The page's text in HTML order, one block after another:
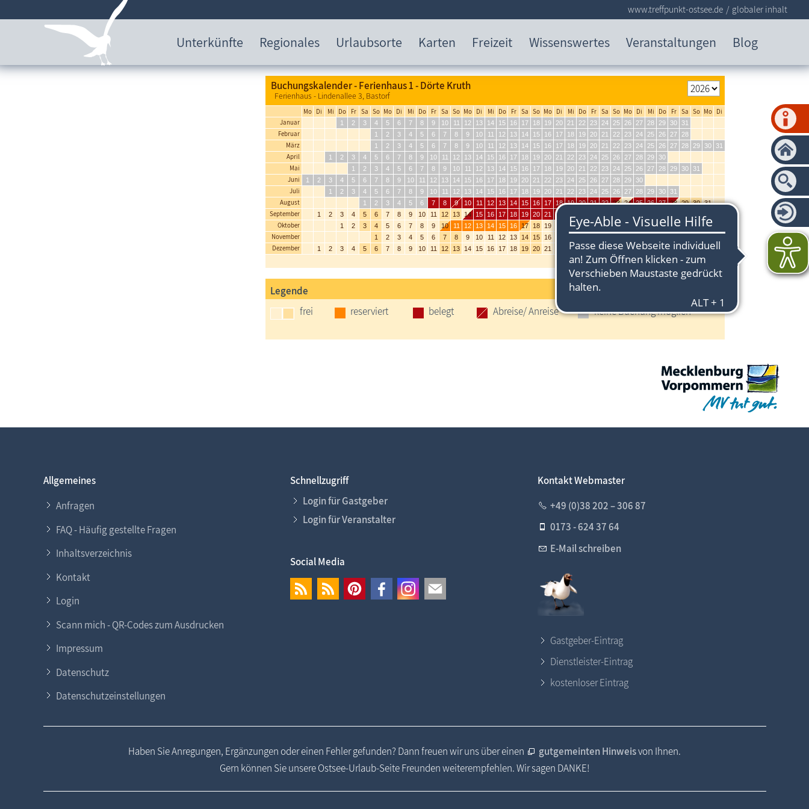
Unterkünfte Regionales Urlaubsorte Karten Freizeit Wissenswertes Veranstaltungen Blog
www.treffpunkt-ostsee.de globaler inhalt
Buchungskalender - Ferienhaus 1 - Dörte Kruth
Ferienhaus - Lindenallee 3, Bastorf
Mo Di Mi Do Fr Sa So Mo Di Mi Do Fr Sa So Mo Di Mi Do Fr Sa So Mo Di Mi Do Fr Sa So Mo Di Mi Do Fr Sa So Mo Di
Januar
1 2 3 4 5 6 7 8 9 10 11 12 13 14 15 16 17 18 19 20 21 22 23 24 25 26 27 28 29 30 31
Februar 1 2 3 4 5 6 7 8 9 10 11 12 13 14 15 16 17 18 19 20 21 22 23 24 25 26 27 28
März 1 2 3 4 5 6 7 8 9 10 11 12 13 14 15 16 17 18 19 20 21 22 23 24 25 26 27 28 29 30 31
April 1 2 3 4 5 6 7 8 9 10 11 12 13 14 15 16 17 18 19 20 21 22 23 24 25 26 27 28 29 30
Mai 1 2 3 4 5 6 7 8 9 10 11 12 13 14 15 16 17 18 19 20 21 22 23 24 25 26 27 28 29 30 31
Juni 1 2 3 4 5 6 7 8 9 10 11 12 13 14 15 16 17 18 19 20 21 22 23 24 25 26 27 28 29 30
Juli 1 2 3 4 5 6 7 8 9 10 11 12 13 14 15 16 17 18 19 20 21 22 23 24 25 26 27 28 29 30 31
August 1 2 3 4 5 6 7 8 9 10 11 12 13 14 15 16 17 18 19 20 21 22 23 24 25 26 27 28 29 30 31
September 1 2 3 4 5 6 7 8 9 10 11 12 13 14 15 16 17 18 19 20 21 22
Oktober 1 2 3 4 5 6 7 8 9 10 11 12 13 14 15 16 17 18 19 21 22 23 24 25 26 27 28 29 30 31
November 1 2 3 4 5 6 7 8 9 10 11 12 13 14 15 16
Dezember 1 2 3 4 5 6 7 8 9 10 11 12 13 14 15 16 17 18 19 20 21 23 24 25 26 27 28 29 30 31
letzte Aktualisierung: 16.06.2026
Legende
frei
reserviert belegt Abreise/ Anreise keine Buchung möglich
Allgemeines
Anfragen
FAQ - Häufig gestellte Fragen
Inhaltsverzeichnis
Kontakt
Login
Scann mich - QR-Codes zum Ausdrucken
Impressum
Datenschutz
Datenschutzeinstellungen
Schnellzugriff
Login für Gastgeber
Login für Veranstalter
Social Media
Kontakt Webmaster
+49 (0)38 202 – 306 87
0173 - 624 37 64
E-Mail schreiben
Gastgeber-Eintrag
Dienstleister-Eintrag
kostenloser Eintrag
Haben Sie Anregungen, Ergänzungen oder einen Fehler gefunden? Dann freuen wir uns über einen gutgemeinten Hinweisvon Ihnen.
Gern können Sie unsere Ostsee-Urlaub-Seite Freunden weiterempfehlen. Wir sagen DANKE!